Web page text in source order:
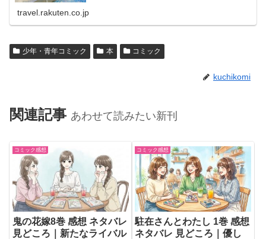
travel.rakuten.co.jp
少年・青年コミック 本 コミック
kuchikomi
関連記事 あわせて読みたい新刊
コミック感想
鬼の花嫁8巻 感想 ネタバレ
見どころ｜新たなライバル
コミック感想
駐在さんとわたし 1巻 感想
ネタバレ 見どころ｜優し